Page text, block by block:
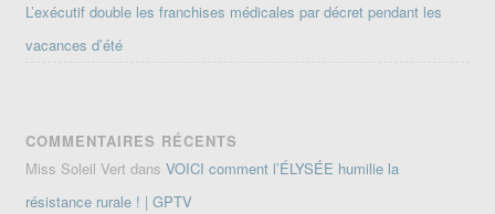
L’exécutif double les franchises médicales par décret pendant les
vacances d’été
COMMENTAIRES RÉCENTS
Miss Soleil Vert dansVOICI comment l’ÉLYSÉE humilie la
résistance rurale ! | GPTV